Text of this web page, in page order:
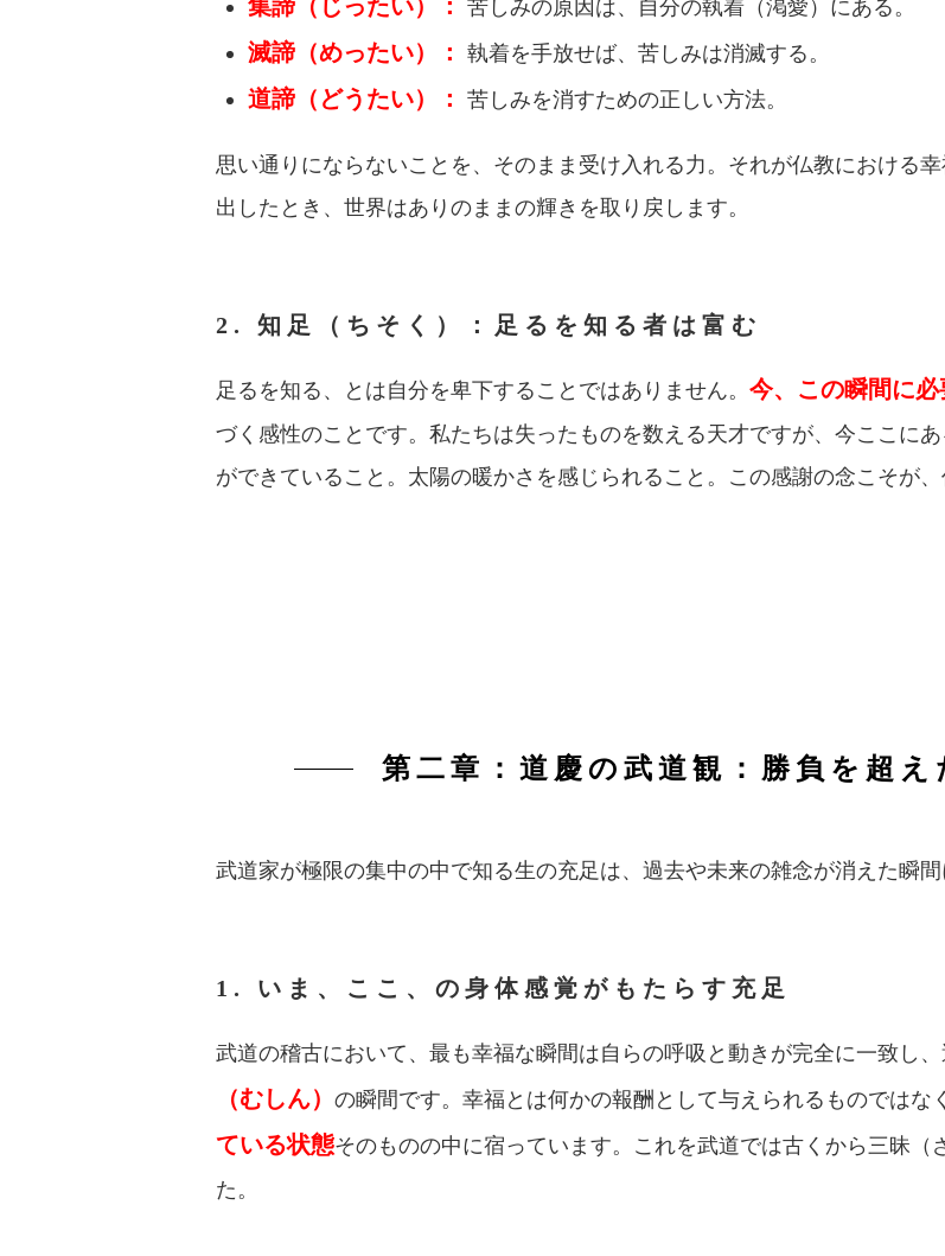
集諦（じったい）： 苦しみの原因は、自分の執着（渇愛）にある。
滅諦（めったい）： 執着を手放せば、苦しみは消滅する。
道諦（どうたい）： 苦しみを消すための正しい方法。
思い通りにならないことを、そのまま受け入れる力。それが仏教における
出したとき、世界はありのままの輝きを取り戻します。
2. 知足（ちそく）：足るを知る者は富む
足るを知る、とは自分を卑下することではありません。 今、この瞬間に
づく感性のことです。私たちは失ったものを数える天才ですが、今ここに
ができていること。太陽の暖かさを感じられること。この感謝の念こそが
第二章：道慶の武道観：勝負を超え
武道家が極限の集中の中で知る生の充足は、過去や未来の雑念が消えた瞬間
1. いま、ここ、の身体感覚がもたらす充足
武道の稽古において、最も幸福な瞬間は自らの呼吸と動きが完全に一致し
（むしん） の瞬間です。幸福とは何かの報酬として与えられるものではな
ている状態そのものの中に宿っています。これを武道では古くから三昧（
た。